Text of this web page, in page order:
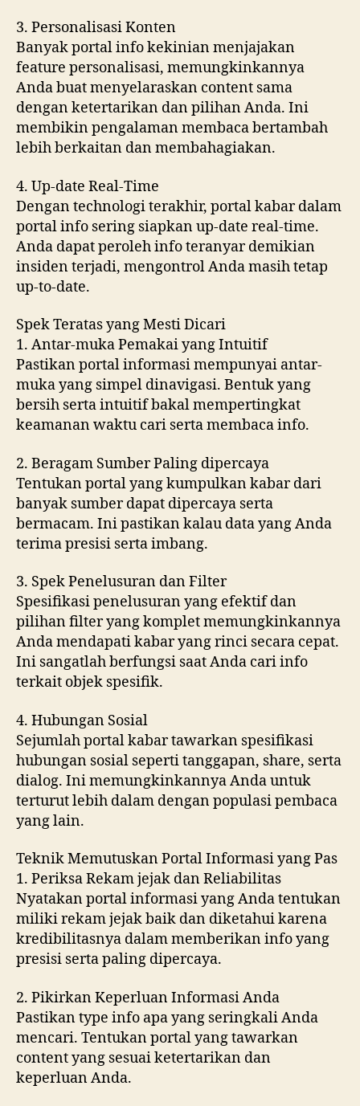
3. Personalisasi Konten
Banyak portal info kekinian menjajakan
feature personalisasi, memungkinkannya
Anda buat menyelaraskan content sama
dengan ketertarikan dan pilihan Anda. Ini
membikin pengalaman membaca bertambah
lebih berkaitan dan membahagiakan.
4. Up-date Real-Time
Dengan technologi terakhir, portal kabar dalam
portal info sering siapkan up-date real-time.
Anda dapat peroleh info teranyar demikian
insiden terjadi, mengontrol Anda masih tetap
up-to-date.
Spek Teratas yang Mesti Dicari
1. Antar-muka Pemakai yang Intuitif
Pastikan portal informasi mempunyai antar-
muka yang simpel dinavigasi. Bentuk yang
bersih serta intuitif bakal mempertingkat
keamanan waktu cari serta membaca info.
2. Beragam Sumber Paling dipercaya
Tentukan portal yang kumpulkan kabar dari
banyak sumber dapat dipercaya serta
bermacam. Ini pastikan kalau data yang Anda
terima presisi serta imbang.
3. Spek Penelusuran dan Filter
Spesifikasi penelusuran yang efektif dan
pilihan filter yang komplet memungkinkannya
Anda mendapati kabar yang rinci secara cepat.
Ini sangatlah berfungsi saat Anda cari info
terkait objek spesifik.
4. Hubungan Sosial
Sejumlah portal kabar tawarkan spesifikasi
hubungan sosial seperti tanggapan, share, serta
dialog. Ini memungkinkannya Anda untuk
terturut lebih dalam dengan populasi pembaca
yang lain.
Teknik Memutuskan Portal Informasi yang Pas
1. Periksa Rekam jejak dan Reliabilitas
Nyatakan portal informasi yang Anda tentukan
miliki rekam jejak baik dan diketahui karena
kredibilitasnya dalam memberikan info yang
presisi serta paling dipercaya.
2. Pikirkan Keperluan Informasi Anda
Pastikan type info apa yang seringkali Anda
mencari. Tentukan portal yang tawarkan
content yang sesuai ketertarikan dan
keperluan Anda.